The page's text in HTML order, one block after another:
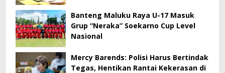
Banteng Maluku Raya U-17 Masuk
Grup “Neraka” Soekarno Cup Level
Nasional
Mercy Barends: Polisi Harus Bertindak
Tegas, Hentikan Rantai Kekerasan di